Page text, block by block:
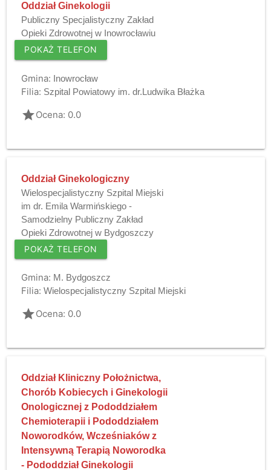
Oddział Ginekologii
Publiczny Specjalistyczny Zakład
Opieki Zdrowotnej w Inowrocławiu
POKAŻ TELEFON
Gmina: Inowrocław
Filia: Szpital Powiatowy im. dr.Ludwika Błażka
gradeOcena: 0.0
Oddział Ginekologiczny
Wielospecjalistyczny Szpital Miejski
im dr. Emila Warmińskiego -
Samodzielny Publiczny Zakład
Opieki Zdrowotnej w Bydgoszczy
POKAŻ TELEFON
Gmina: M. Bydgoszcz
Filia: Wielospecjalistyczny Szpital Miejski
gradeOcena: 0.0
Oddział Kliniczny Położnictwa,
Chorób Kobiecych i Ginekologii
Onologicznej z Pododdziałem
Chemioterapii i Pododdziałem
Noworodków, Wcześniaków z
Intensywną Terapią Noworodka
- Pododdział Ginekologii